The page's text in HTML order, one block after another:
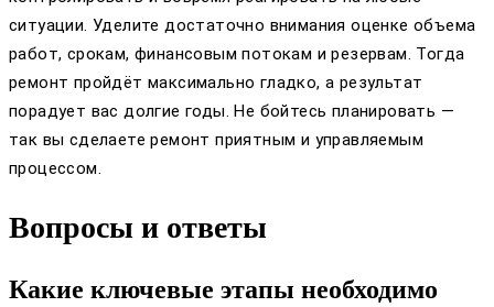
ситуации. Уделите достаточно внимания оценке объема
работ, срокам, финансовым потокам и резервам. Тогда
ремонт пройдёт максимально гладко, а результат
порадует вас долгие годы. Не бойтесь планировать —
так вы сделаете ремонт приятным и управляемым
процессом.
Вопросы и ответы
Какие ключевые этапы необходимо